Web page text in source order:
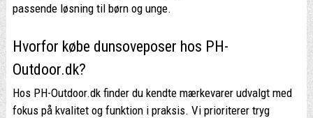
passende løsning til børn og unge.
Hvorfor købe dunsoveposer hos PH-
Outdoor.dk?
Hos PH-Outdoor.dk finder du kendte mærkevarer udvalgt med
fokus på kvalitet og funktion i praksis. Vi prioriterer tryg